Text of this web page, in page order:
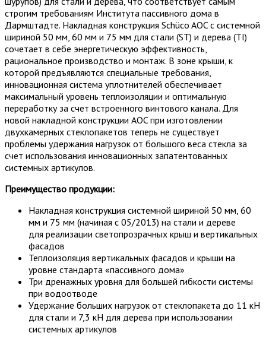
строгим требованиям Института пассивного дома в
Дармштадте. Накладная конструкция Schüco AOC с системной
шириной 50 мм, 60 мм и 75 мм для стали (ST) и дерева (TI)
сочетает в себе энергетическую эффективность,
рациональное производство и монтаж. В зоне крыши, к
которой предъявляются специальные требования,
инновационная система уплотнителей обеспечивает
максимальный уровень теплоизоляции и оптимальную
переработку за счет встроенного винтового канала. Для
новой накладной конструкции AOC при изготовлении
двухкамерных стеклопакетов теперь не существует
проблемы удержания нагрузок от большого веса стекла за
счет использования инновационных запатентованных
системных артикулов.
Преимущество продукции:
Накладная конструкция системной шириной 50 мм, 60
мм и 75 мм (начиная с 05/2013) на стали и дереве
для реализации светопрозрачных крыш и вертикальных
фасадов
Теплоизоляция вертикальных фасадов и крыши на
уровне стандарта «пассивного дома»
Три дренажных уровня для большей гибкости системы
при водоотводе
Удержание больших нагрузок от стеклопакета до 11 кН
для стали и 7,3 кН для дерева при использовании
системных артикулов